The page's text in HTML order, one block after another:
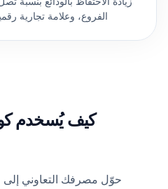
الفروع، وعلامة تجارية
كيف يُسخدم
حوّل مصرفك التعاوني